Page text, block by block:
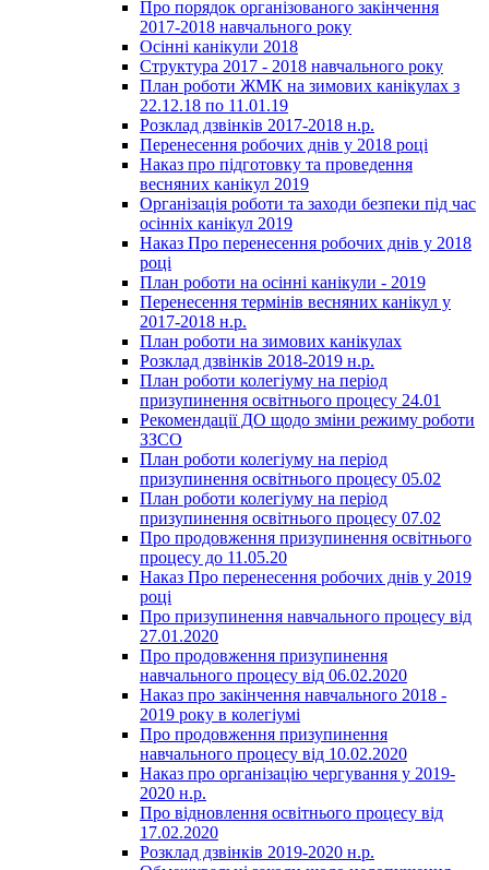
Про порядок організованого закінчення
2017-2018 навчального року
Осінні канікули 2018
Структура 2017 - 2018 навчального року
План роботи ЖМК на зимових канікулах з
22.12.18 по 11.01.19
Розклад дзвінків 2017-2018 н.р.
Перенесення робочих днів у 2018 році
Наказ про підготовку та проведення
весняних канікул 2019
Організація роботи та заходи безпеки під час
осінніх канікул 2019
Наказ Про перенесення робочих днів у 2018
році
План роботи на осінні канікули - 2019
Перенесення термінів весняних канікул у
2017-2018 н.р.
План роботи на зимових канікулах
Розклад дзвінків 2018-2019 н.р.
План роботи колегіуму на період
призупинення освітнього процесу 24.01
Рекомендації ДО щодо зміни режиму роботи
ЗЗСО
План роботи колегіуму на період
призупинення освітнього процесу 05.02
План роботи колегіуму на період
призупинення освітнього процесу 07.02
Про продовження призупинення освітнього
процесу до 11.05.20
Наказ Про перенесення робочих днів у 2019
році
Про призупинення навчального процесу від
27.01.2020
Про продовження призупинення
навчального процесу від 06.02.2020
Наказ про закінчення навчального 2018 -
2019 року в колегіумі
Про продовження призупинення
навчального процесу від 10.02.2020
Наказ про організацію чергування у 2019-
2020 н.р.
Про відновлення освітнього процесу від
17.02.2020
Розклад дзвінків 2019-2020 н.р.